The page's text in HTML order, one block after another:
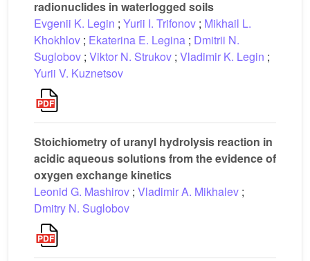
radionuclides in waterlogged soils
Evgenii K. Legin ; Yurii I. Trifonov ; Mikhail L.
Khokhlov ; Ekaterina E. Legina ; Dmitrii N.
Suglobov ; Viktor N. Strukov ; Vladimir K. Legin ;
Yurii V. Kuznetsov
Stoichiometry of uranyl hydrolysis reaction in
acidic aqueous solutions from the evidence of
oxygen exchange kinetics
Leonid G. Mashirov ; Vladimir A. Mikhalev ;
Dmitry N. Suglobov